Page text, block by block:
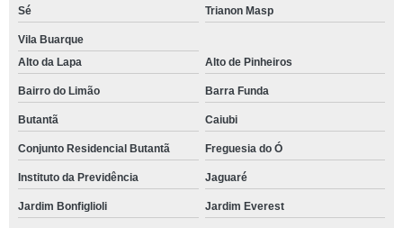
Sé Trianon Masp
Vila Buarque
Alto da Lapa
Alto de Pinheiros
Bairro do Limão Barra Funda
Butantã Caiubi
Conjunto Residencial Butantã Freguesia do Ó
Instituto da Previdência Jaguaré
Jardim Bonfiglioli Jardim Everest